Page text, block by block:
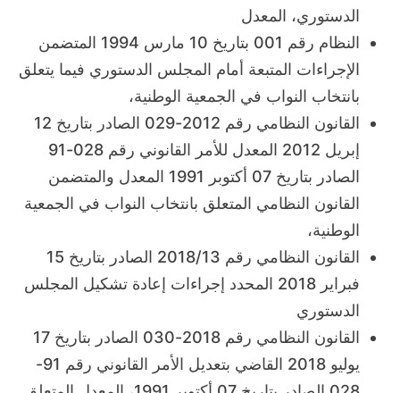
الدستوري، المعدل
النظام رقم 001 بتاريخ 10 مارس 1994 المتضمن
الإجراءات المتبعة أمام المجلس الدستوري فيما يتعلق
بانتخاب النواب في الجمعية الوطنية،
القانون النظامي رقم 2012-029 الصادر بتاريخ 12
إبريل 2012 المعدل للأمر القانوني رقم 028-91
الصادر بتاريخ 07 أكتوبر 1991 المعدل والمتضمن
القانون النظامي المتعلق بانتخاب النواب في الجمعية
الوطنية،
القانون النظامي رقم 2018/13 الصادر بتاريخ 15
فبراير 2018 المحدد إجراءات إعادة تشكيل المجلس
الدستوري
القانون النظامي رقم 2018-030 الصادر بتاريخ 17
يوليو 2018 القاضي بتعديل الأمر القانوني رقم 91-